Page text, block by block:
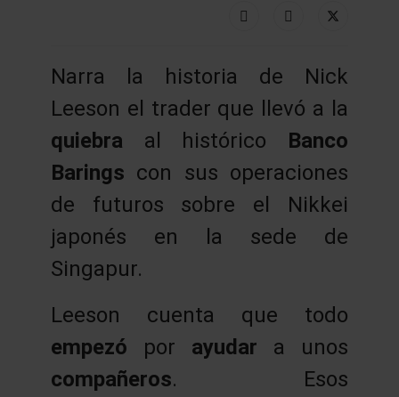
Narra la historia de Nick
Leeson el trader que llevó a la
quiebra al histórico Banco
Barings con sus operaciones
de futuros sobre el Nikkei
japonés en la sede de
Singapur.
Leeson cuenta que todo
empezó por ayudar a unos
compañeros. Esos